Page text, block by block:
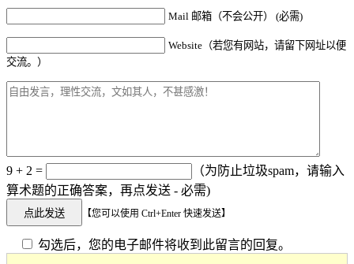
Mail 邮箱（不会公开） (必需)
Website（若您有网站，请留下网址以便
交流。）
9 + 2 =
（为防止垃圾spam，请输入
算术题的正确答案，再点发送 - 必需)
【您可以使用 Ctrl+Enter 快速发送】
勾选后，您的电子邮件将收到此留言的回复。